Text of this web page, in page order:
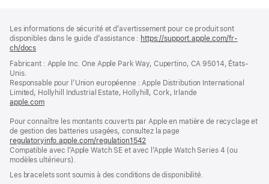
de
page
de
bas
page
Les informations de sécurité et d’avertissement pour ce produit sont
disponibles dans le guide d’assistance : https://support.apple.com/fr-
ch/docs
une
fenêtre)
Fabricant : Apple Inc. One Apple Park Way, Cupertino, CA 95014, États-
Unis.
Responsable pour l’Union européenne : Apple Distribution International
Limited, Hollyhill Industrial Estate, Hollyhill, Cork, Irlande
apple.com(s’ouvre
une
nouvelle
fenêtre)
Pour connaître les montants couverts par Apple en matière de recyclage et
de gestion des batteries usagées, consultez la page
regulatoryinfo.apple.com/regulation1542
dans
nouvelle
fenêtre)
Compatible avec l’Apple Watch SE et avec l’Apple Watch Series 4 (ou
modèles ultérieurs).
Les bracelets sont soumis à des conditions de disponibilité.